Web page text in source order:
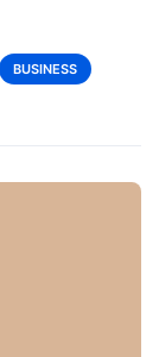
BUSINESS